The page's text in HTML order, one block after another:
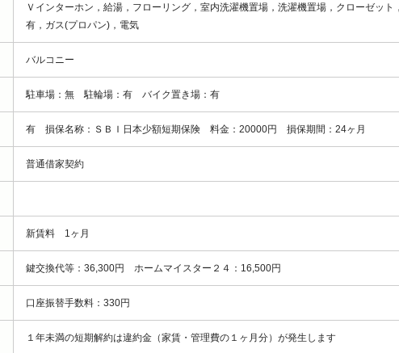
Ｖインターホン，給湯，フローリング，室内洗濯機置場，洗濯機置場，クローゼッ
有，ガス(プロパン)，電気
バルコニー
駐車場：無 駐輪場：有 バイク置き場：有
有 損保名称：ＳＢＩ日本少額短期保険 料金：20000円 損保期間：24ヶ月
普通借家契約
新賃料 1ヶ月
鍵交換代等：36,300円 ホームマイスター２４：16,500円
口座振替手数料：330円
１年未満の短期解約は違約金（家賃・管理費の１ヶ月分）が発生します